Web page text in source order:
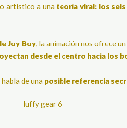
artístico a una teoría viral: los
Joy Boy, la animación nos ofrece un
desde el centro hacia los
de una posible referencia